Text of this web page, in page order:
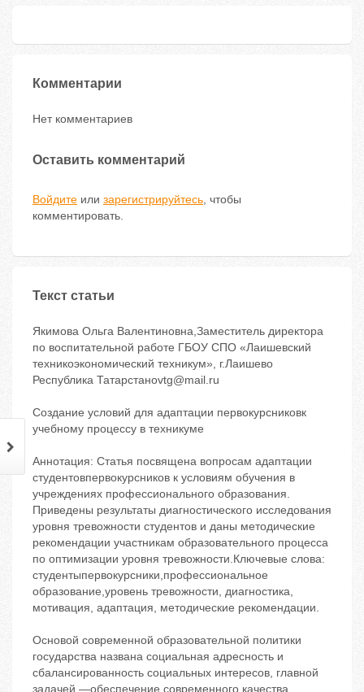
Комментарии
Нет комментариев
Оставить комментарий
Войдите или зарегистрируйтесь, чтобы
комментировать.
Текст статьи
Якимова Ольга Валентиновна,Заместитель директора
по воспитательной работе ГБОУ СПО «Лаишевский
техникоэкономический техникум», г.Лаишево
Республика Татарстанovtg@mail.ru
Создание условий для адаптации первокурсниковк
учебному процессу в техникуме
Аннотация: Статья посвящена вопросам адаптации
студентовпервокурсников к условиям обучения в
учреждениях профессионального образования.
Приведены результаты диагностического исследования
уровня тревожности студентов и даны методические
рекомендации участникам образовательного процесса
по оптимизации уровня тревожности.Ключевые слова:
студентыпервокурсники,профессиональное
образование,уровень тревожности, диагностика,
мотивация, адаптация, методические рекомендации.
Основой современной образовательной политики
государства названа социальная адресность и
сбалансированность социальных интересов, главной
задачей —обеспечение современного качества